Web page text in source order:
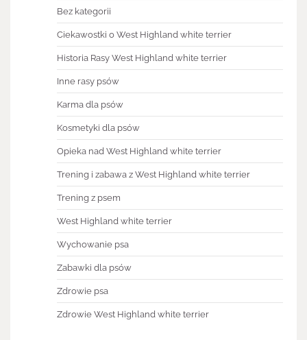
Bez kategorii
Ciekawostki o West Highland white terrier
Historia Rasy West Highland white terrier
Inne rasy psów
Karma dla psów
Kosmetyki dla psów
Opieka nad West Highland white terrier
Trening i zabawa z West Highland white terrier
Trening z psem
West Highland white terrier
Wychowanie psa
Zabawki dla psów
Zdrowie psa
Zdrowie West Highland white terrier